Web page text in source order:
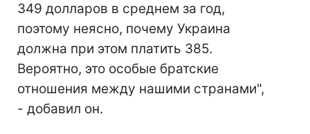
349 долларов в среднем за год,
поэтому неясно, почему Украина
должна при этом платить 385.
Вероятно, это особые братские
отношения между нашими странами",
- добавил он.